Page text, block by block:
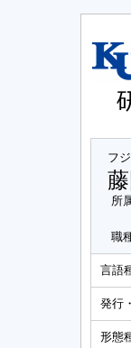
フ
所
職
言語
発行
形態